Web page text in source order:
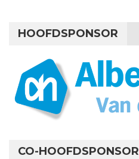
HOOFDSPONSOR
CO-HOOFDSPONSOR